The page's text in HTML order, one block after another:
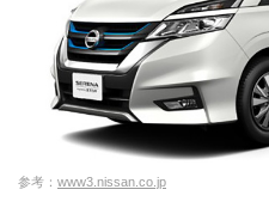
参考： www3.nissan.co.jp